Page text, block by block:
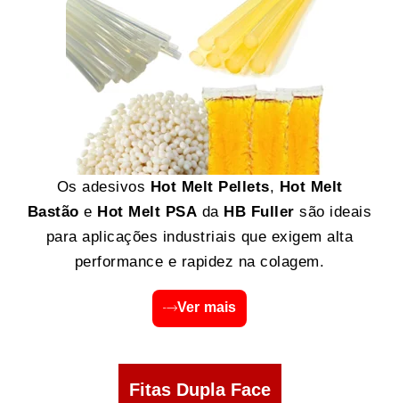
Os adesivos Hot Melt Pellets, Hot Melt
Bastão e Hot Melt PSA da HB Fuller são ideais
para aplicações industriais que exigem alta
performance e rapidez na colagem.
Ver mais
Fitas Dupla Face